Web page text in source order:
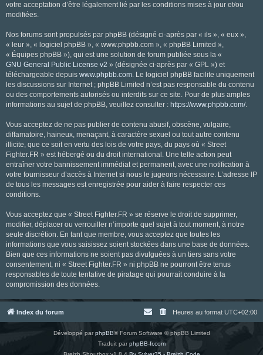
votre acceptation d’être légalement lié par les conditions mises à jour et/ou
modifiées.
Nos forums sont propulsés par phpBB (désigné ci-après par « ils », « eux »,
« leur », « logiciel phpBB », « www.phpbb.com », « phpBB Limited »,
« Équipes phpBB »), qui est une solution de forum publiée sous la «
GNU General Public License v2 » (désignée ci-après par « GPL ») et
téléchargeable depuis www.phpbb.com. Le logiciel phpBB facilite uniquement
les discussions sur Internet ; phpBB Limited n’est pas responsable du contenu
ou des comportements autorisés ou interdits sur ce site. Pour de plus amples
informations au sujet de phpBB, veuillez consulter : https://www.phpbb.com/.
Vous acceptez de ne pas publier de contenu abusif, obscène, vulgaire,
diffamatoire, haineux, menaçant, à caractère sexuel ou tout autre contenu
illicite, que ce soit en vertu des lois de votre pays, du pays où « Street
Fighter.FR » est hébergé ou du droit international. Une telle action peut
entraîner votre bannissement immédiat et permanent, avec une notification à
votre fournisseur d’accès à Internet si nous le jugeons nécessaire. L’adresse IP
de tous les messages est enregistrée pour aider à faire respecter ces
conditions.
Vous acceptez que « Street Fighter.FR » se réserve le droit de supprimer,
modifier, déplacer ou verrouiller n’importe quel sujet à tout moment, à notre
seule discrétion. En tant que membre, vous acceptez que toutes les
informations que vous saisissez soient stockées dans une base de données.
Bien que ces informations ne soient pas divulguées à un tiers sans votre
consentement, ni « Street Fighter.FR » ni phpBB ne pourront être tenus
responsables de toute tentative de piratage qui pourrait conduire à la
compromission des données.
Index du forum Heures au format UTC+02:00
Développé parphpBB® Forum Software © phpBB Limited
Traduit parphpBB-fr.com